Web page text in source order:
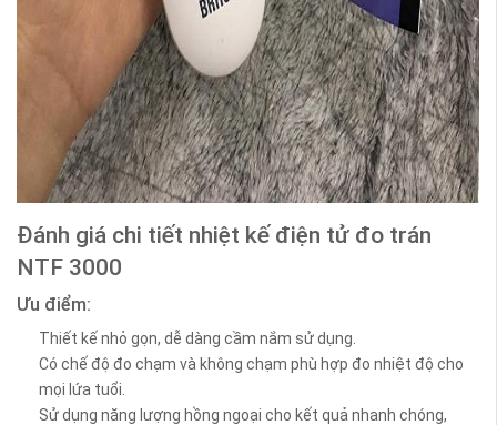
Đánh giá chi tiết nhiệt kế điện tử đo trán
NTF 3000
Ưu điểm:
Thiết kế nhỏ gọn, dễ dàng cầm nắm sử dụng.
Có chế độ đo chạm và không chạm phù hợp đo nhiệt độ cho
mọi lứa tuổi.
Sử dụng năng lượng hồng ngoại cho kết quả nhanh chóng,